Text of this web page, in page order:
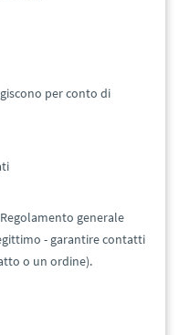
per conto di
generale
- garantire contatti
o un ordine).